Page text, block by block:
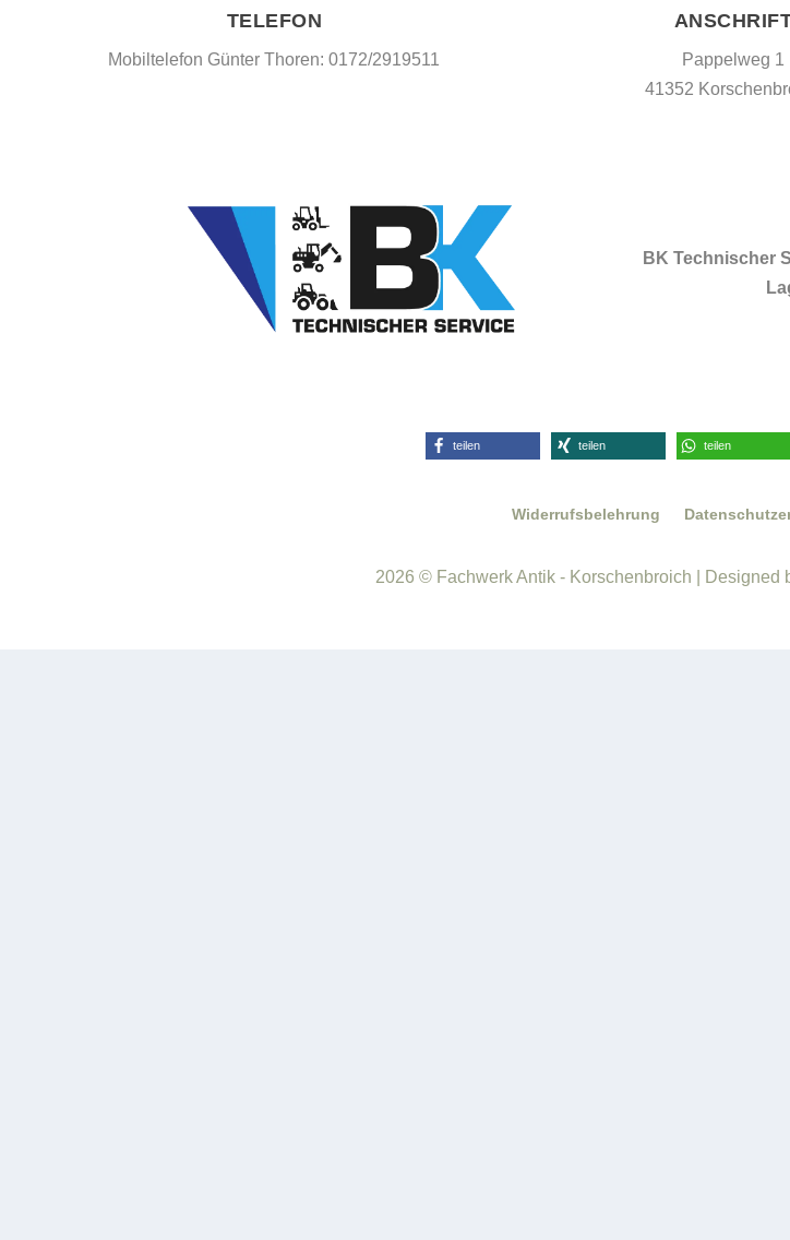
TELEFON
Mobiltelefon Günter Thoren: 0172/2919511
Pappelweg 1
41352
BK Technischer
teilen teilen teilen
Widerrufsbelehrung
2026 © Fachwerk Antik - Korschenbroich | Designed